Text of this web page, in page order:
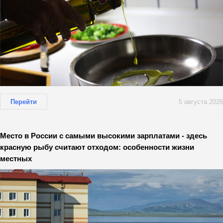
Перейти 5 августа 2026
Место в России с самыми высокими зарплатами - здесь
красную рыбу считают отходом: особенности жизни
местных